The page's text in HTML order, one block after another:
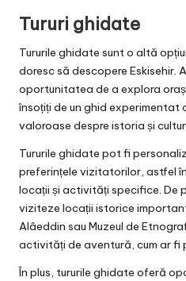
Tururi ghidate
Tururile ghidate sunt o altă
doresc să descopere Eskisehir.
oportunitatea de a explora
însoțiți de un ghid
valoroase despre istoria și
Tururile ghidate pot fi
preferințele vizitatorilor, astfel
locații și activități specifice. De
viziteze locații istorice
Alâeddin sau Muzeul de
activități de aventură, cum ar fi
În plus, tururile ghidate oferă